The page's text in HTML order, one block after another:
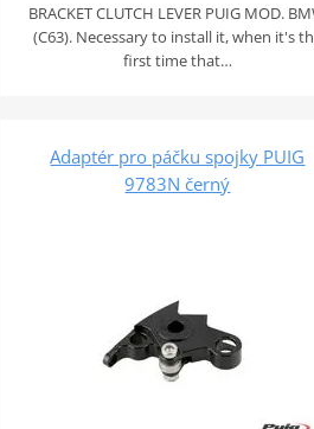
BRACKET CLUTCH LEVER PUIG MOD.
(C63). Necessary to install it, when it's
first time that…
Adaptér pro páčku spojky PUIG
9783N černý